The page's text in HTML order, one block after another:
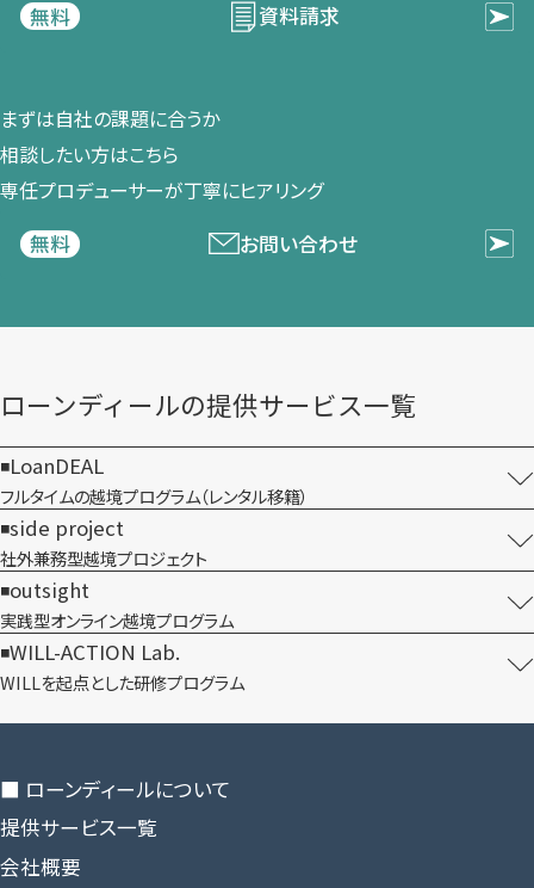
無料
資料請求
まずは​自社の​課題に​合うか​
相談したい方は​こちら
専任プロデューサーが​丁寧に​ヒアリング
無料
お問い合わせ
ローンディールの​提供サービス一覧
LoanDEAL
フルタイムの越境プログラム​（レンタル移籍）
side project
社外兼務型​越境プロジェクト
outsight
実践型オンライン​越境プログラム
WILL-ACTION Lab.
WILLを​起点とした​研修プログラム
■ ローンディールに​ついて
提供サービス一覧
会社概要